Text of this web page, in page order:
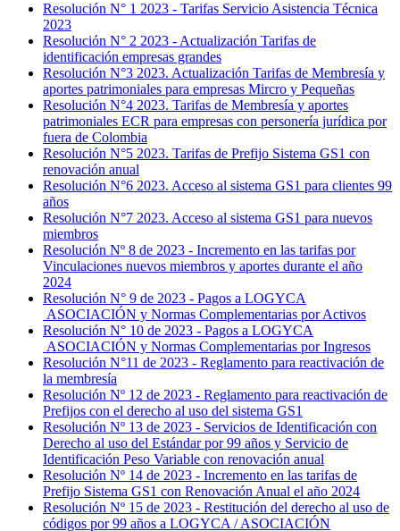
Resolución N° 1 2023 - Tarifas Servicio Asistencia Técnica
2023
Resolución N° 2 2023 - Actualización Tarifas de
identificación empresas grandes
Resolución N°3 2023. Actualización Tarifas de Membresía y
aportes patrimoniales para empresas Mircro y Pequeñas
Resolución N°4 2023. Tarifas de Membresía y aportes
patrimoniales ECR para empresas con personería jurídica por
fuera de Colombia
Resolución N°5 2023. Tarifas de Prefijo Sistema GS1 con
renovación anual
Resolución N°6 2023. Acceso al sistema GS1 para clientes 99
años
Resolución N°7 2023. Acceso al sistema GS1 para nuevos
miembros
Resolución Nº 8 de 2023 - Incremento en las tarifas por
Vinculaciones nuevos miembros y aportes durante el año
2024
Resolución N° 9 de 2023 - Pagos a LOGYCA
ASOCIACIÓN y Normas Complementarias por Activos
Resolución N° 10 de 2023 - Pagos a LOGYCA
ASOCIACIÓN y Normas Complementarias por Ingresos
Resolución N°11 de 2023 - Reglamento para reactivación de
la membresía
Resolución Nº 12 de 2023 - Reglamento para reactivación de
Prefijos con el derecho al uso del sistema GS1
Resolución Nº 13 de 2023 - Servicios de Identificación con
Derecho al uso del Estándar por 99 años y Servicio de
Identificación Peso Variable con renovación anual
Resolución Nº 14 de 2023 - Incremento en las tarifas de
Prefijo Sistema GS1 con Renovación Anual el año 2024
Resolución Nº 15 de 2023 - Restitución del derecho al uso de
códigos por 99 años a LOGYCA / ASOCIACIÓN